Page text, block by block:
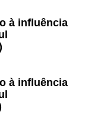
à influência
à influência